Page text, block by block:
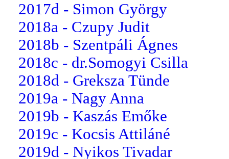
2017d - Simon György
2018a - Czupy Judit
2018b - Szentpáli Ágnes
2018c - dr.Somogyi Csilla
2018d - Greksza Tünde
2019a - Nagy Anna
2019b - Kaszás Emőke
2019c - Kocsis Attiláné
2019d - Nyikos Tivadar